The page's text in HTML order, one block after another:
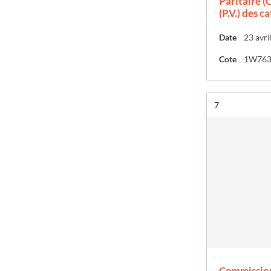
(P.V.) des
Date 23
Cote 1W763
Résultat n°
7